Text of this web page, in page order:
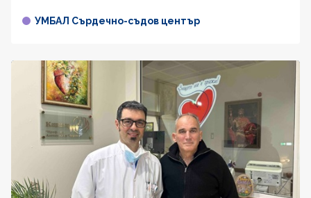
УМБАЛ Сърдечно-съдов център